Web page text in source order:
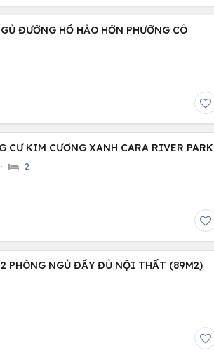
ĐƯỜNG HỒ HẢO HỚN PHƯỜNG CÔ
CƯ KIM CƯƠNG XANH CARA RIVER PARK
· 2
PHÒNG NGỦ ĐẦY ĐỦ NỘI THẤT (89M2)